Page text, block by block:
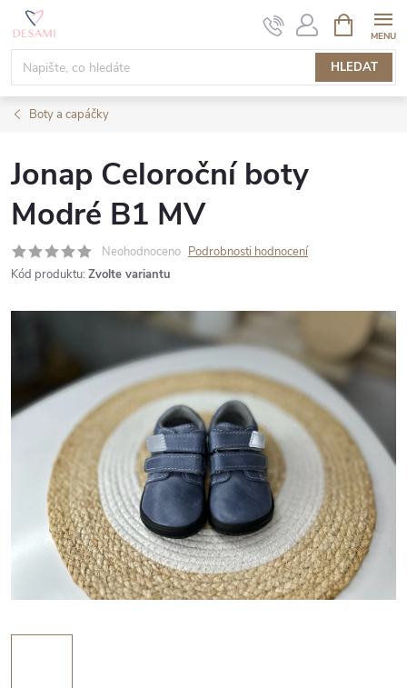
Přejít
obsah
HLEDAT
NÁKUPNÍ
KOŠÍK
Boty a capáčky
Jonap Celoroční boty
Modré B1 MV
Neohodnoceno Podrobnosti hodnocení
Kód produktu: Zvolte variantu